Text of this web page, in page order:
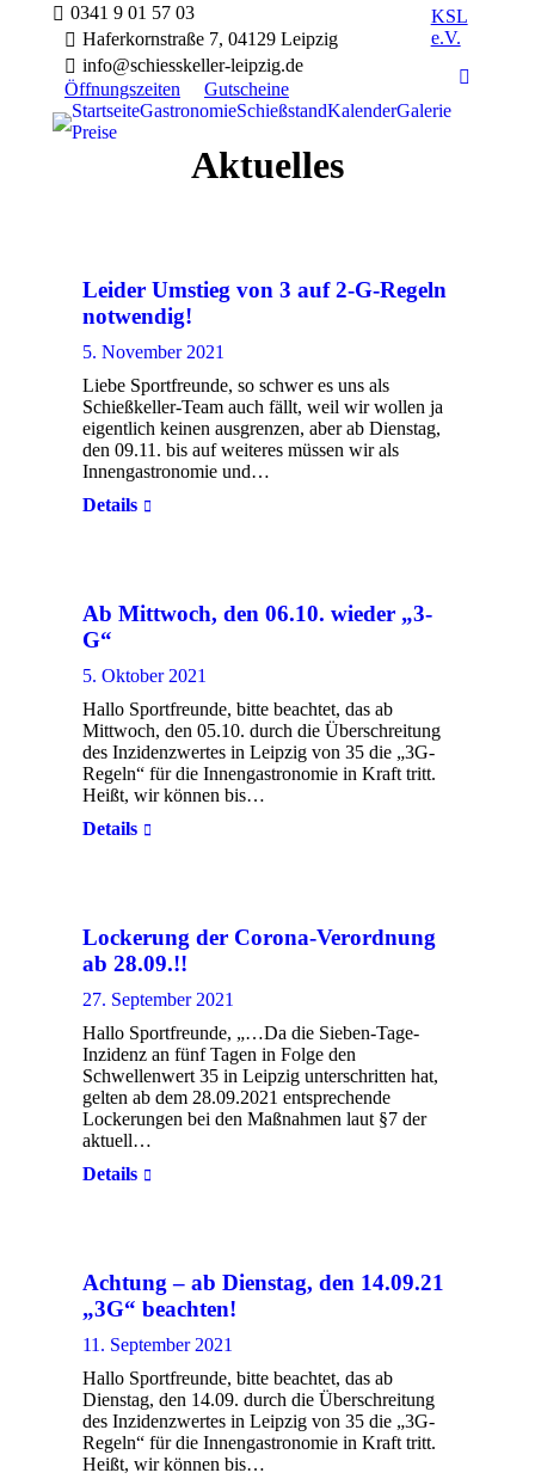
0341 9 01 57 03
Haferkornstraße 7, 04129 Leipzig
info@schiesskeller-leipzig.de
Öffnungszeiten
Gutscheine
KSL
e.V.
StartseiteGastronomieSchießstandKalenderGalerie
Preise
Aktuelles
Leider Umstieg von 3 auf 2-G-Regeln
notwendig!
5. November 2021
Liebe Sportfreunde, so schwer es uns als
Schießkeller-Team auch fällt, weil wir wollen ja
eigentlich keinen ausgrenzen, aber ab Dienstag,
den 09.11. bis auf weiteres müssen wir als
Innengastronomie und…
Details
Ab Mittwoch, den 06.10. wieder „3-
G“
5. Oktober 2021
Hallo Sportfreunde, bitte beachtet, das ab
Mittwoch, den 05.10. durch die Überschreitung
des Inzidenzwertes in Leipzig von 35 die „3G-
Regeln“ für die Innengastronomie in Kraft tritt.
Heißt, wir können bis…
Details
Lockerung der Corona-Verordnung
ab 28.09.!!
27. September 2021
Hallo Sportfreunde, „…Da die Sieben-Tage-
Inzidenz an fünf Tagen in Folge den
Schwellenwert 35 in Leipzig unterschritten hat,
gelten ab dem 28.09.2021 entsprechende
Lockerungen bei den Maßnahmen laut §7 der
aktuell…
Details
Achtung – ab Dienstag, den 14.09.21
„3G“ beachten!
11. September 2021
Hallo Sportfreunde, bitte beachtet, das ab
Dienstag, den 14.09. durch die Überschreitung
des Inzidenzwertes in Leipzig von 35 die „3G-
Regeln“ für die Innengastronomie in Kraft tritt.
Heißt, wir können bis…